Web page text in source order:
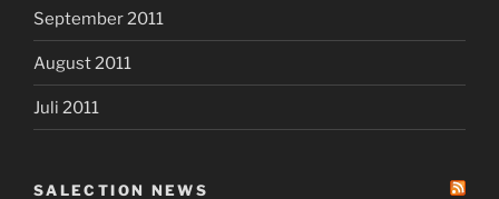
September 2011
August 2011
Juli 2011
SALECTION NEWS